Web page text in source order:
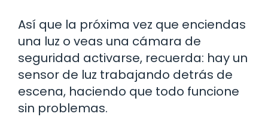
Así que la próxima vez que enciendas
una luz o veas una cámara de
seguridad activarse, recuerda: hay un
sensor de luz trabajando detrás de
escena, haciendo que todo funcione
sin problemas.